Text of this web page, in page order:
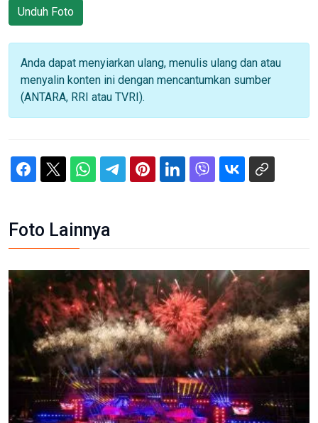
Unduh Foto
Anda dapat menyiarkan ulang, menulis ulang dan atau
menyalin konten ini dengan mencantumkan sumber
(ANTARA, RRI atau TVRI).
Foto Lainnya